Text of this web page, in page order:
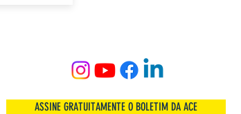
ASSINE GRATUITAMENTE O BOLETIM DA ACE